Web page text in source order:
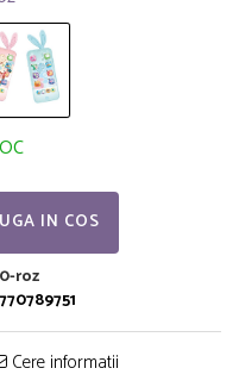
IN COS
roz
Cere informatii